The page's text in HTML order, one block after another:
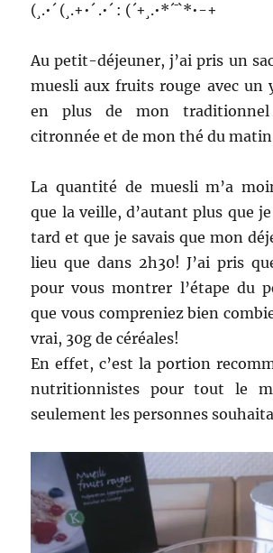
(¸.•´ (¸.+•´ .•´ : (´+¸.•*´¯`*•-+
Au petit-déjeuner, j’ai pris un
muesli aux fruits rouge avec un
en plus de mon traditionnel
citronnée et de mon thé du
La quantité de muesli m’a
que la veille, d’autant plus que
tard et que je savais que mon
lieu que dans 2h30! J’ai pris
pour vous montrer l’étape du
que vous compreniez bien
vrai, 30g de céréales!
En effet, c’est la portion
nutritionnistes pour tout le
seulement les personnes